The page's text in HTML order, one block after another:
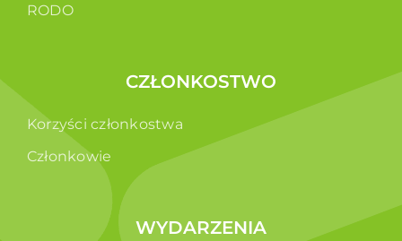
RODO
CZŁONKOSTWO
Korzyści członkostwa
Członkowie
WYDARZENIA